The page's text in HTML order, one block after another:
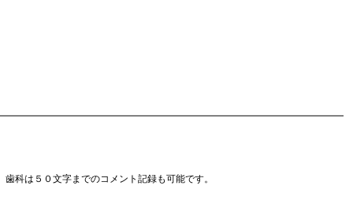
科は５０文字までのコメント記録も可能です。